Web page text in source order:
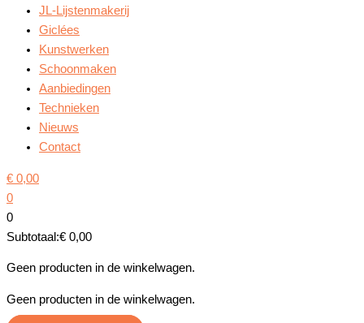
JL-Lijstenmakerij
Giclées
Kunstwerken
Schoonmaken
Aanbiedingen
Technieken
Nieuws
Contact
€ 0,00
0
0
Subtotaal:€ 0,00
Geen producten in de winkelwagen.
Geen producten in de winkelwagen.